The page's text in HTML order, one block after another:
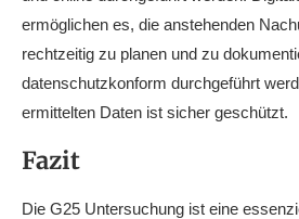
ermöglichen es, die anstehenden
rechtzeitig zu planen und zu
datenschutzkonform durchgeführt
ermittelten Daten ist sicher geschützt.
Fazit
Die G25 Untersuchung ist eine